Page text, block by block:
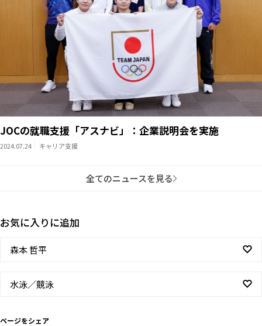
JOCの就職支援「アスナビ」：企業説明会を実施
2024.07.24 キャリア支援
全てのニュースを見る
お気に入りに追加
森本 哲平
水泳／競泳
ページをシェア